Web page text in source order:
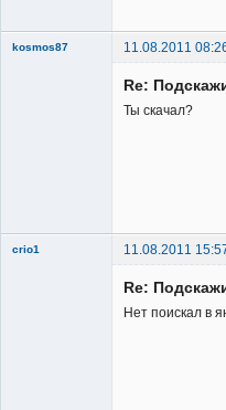
kosmos87 11.08.2011
Re:
Ты скачал?
crio1
11.08.2011
Re:
Нет поискал в